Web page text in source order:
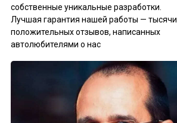
собственные уникальные разработки.
Лучшая гарантия нашей работы — тысячи
положительных отзывов, написанных
автолюбителями о нас